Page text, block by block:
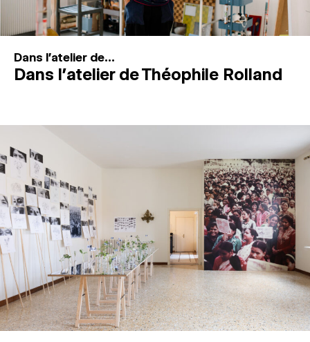
Dans l'atelier de...
Dans l’atelier de Théophile Rolland